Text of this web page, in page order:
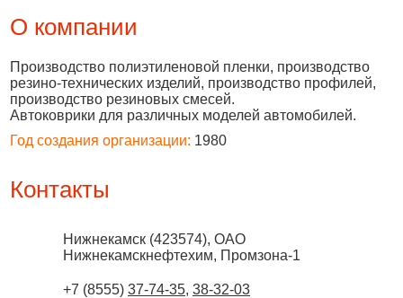
О компании
Производство полиэтиленовой пленки, производство
резино-технических изделий, производство профилей,
производство резиновых смесей.
Автоковрики для различных моделей автомобилей.
Год создания организации: 1980
Контакты
Нижнекамск (423574), ОАО
Нижнекамскнефтехим, Промзона-1
+7 (8555) 37-74-35, 38-32-03